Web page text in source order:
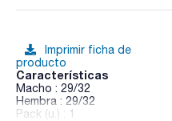
Imprimir ficha de
producto
Características
Macho : 29/32
Hembra : 29/32
Pack (u.) : 1